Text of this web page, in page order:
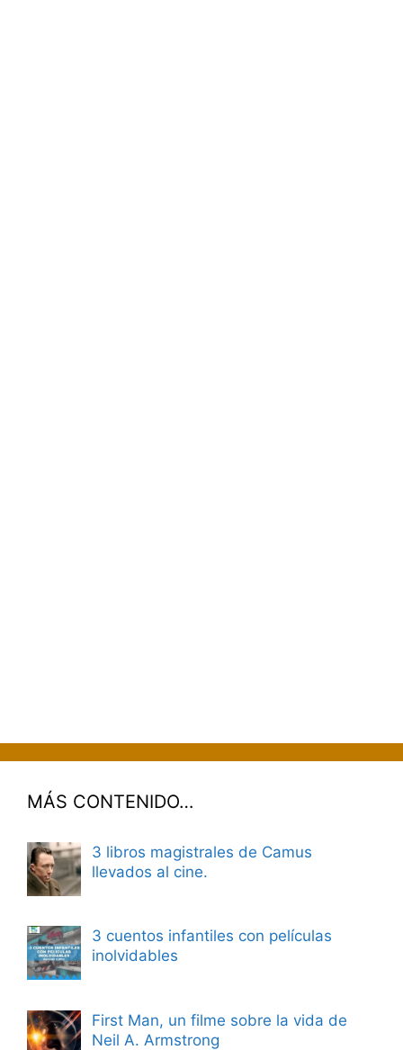
MÁS CONTENIDO…
3 libros magistrales de Camus
llevados al cine.
3 cuentos infantiles con películas
inolvidables
First Man, un filme sobre la vida de
Neil A. Armstrong